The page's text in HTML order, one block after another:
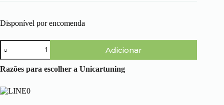
Disponível por encomenda
Quantidade
de
Volkswagen
Golf
(97-
03)
Adicionar
Razões para escolher a Unicartuning